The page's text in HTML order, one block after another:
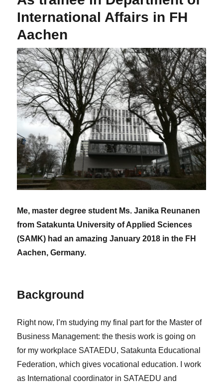
International Affairs in FH
Aachen
Me, master degree student Ms. Janika Reunanen
from Satakunta University of Applied Sciences
(SAMK) had an amazing January 2018 in the FH
Aachen, Germany.
Background
Right now, I’m studying my final part for the Master of
Business Management: the thesis work is going on
for my workplace SATAEDU, Satakunta Educational
Federation, which gives vocational education. I work
as International coordinator in SATAEDU and